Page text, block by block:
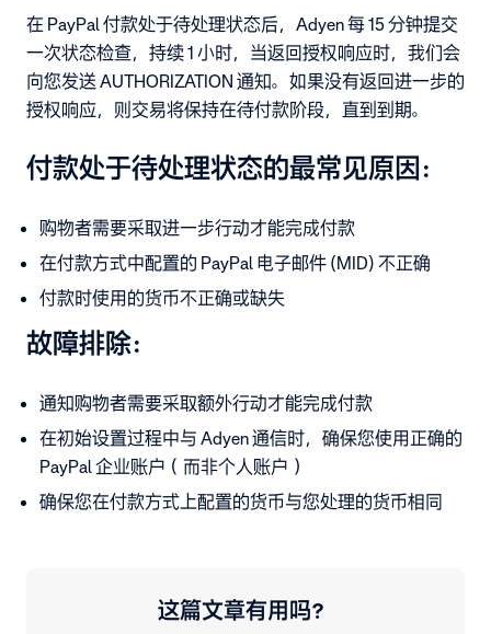
在 PayPal 付款处于待处理状态后，Adyen 每 15 分钟提交
一次状态检查，持续 1 小时，当返回授权响应时，我们会
向您发送 AUTHORIZATION 通知。如果没有返回进一步的
授权响应，则交易将保持在待付款阶段，直到到期。
付款处于待处理状态的最常见原因：
购物者需要采取进一步行动才能完成付款
在付款方式中配置的 PayPal 电子邮件 (MID) 不正确
付款时使用的货币不正确或缺失
故障排除：
通知购物者需要采取额外行动才能完成付款
在初始设置过程中与 Adyen 通信时，确保您使用正确的
PayPal 企业账户（而非个人账户）
确保您在付款方式上配置的货币与您处理的货币相同
这篇文章有用吗？